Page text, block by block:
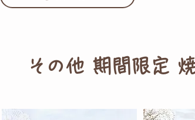
その他 期間限定